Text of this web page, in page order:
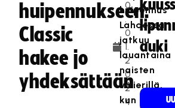
huipennukseen:
Classic
hakee jo
yhdeksättään
0
.
0
1.
2
0
2
4
huipennus
Lahdessa
jatkuu
lauantaina
naisten
välierillä,
kun
auki